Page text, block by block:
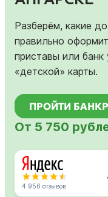
Разберём, какие
правильно
приставы или
«детской» карты.
ПРОЙТИ
От 5 750
4 956 отзывов